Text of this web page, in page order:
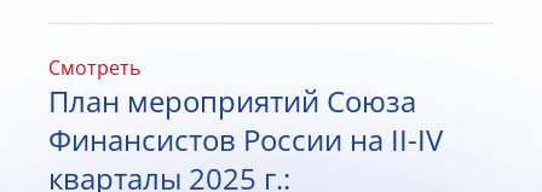
Смотреть
План мероприятий Союза
Финансистов России на II-IV
кварталы 2025 г.: